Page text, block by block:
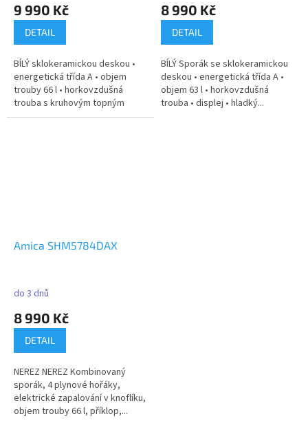
9 990 Kč
DETAIL
BÍLÝ sklokeramickou deskou •
energetická třída A • objem
trouby 66 l • horkovzdušná
trouba s kruhovým topným
tělesem...
8 990 Kč
DETAIL
BÍLÝ Sporák se sklokeramickou
deskou • energetická třída A •
objem 63 l • horkovzdušná
trouba • displej • hladký...
Amica SHM5784DAX
do 3 dnů
8 990 Kč
DETAIL
NEREZ NEREZ Kombinovaný
sporák, 4 plynové hořáky,
elektrické zapalování v knoflíku,
objem trouby 66 l, příklop,...